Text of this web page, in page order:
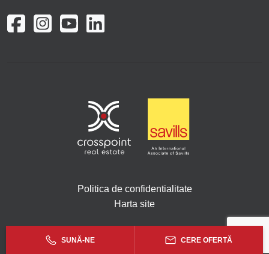
SUNĂ-NE CERE OFERTĂ
Politica de confidentialitate
Harta site
Copyright © 2026. Toate drepturile rezervate Crosspoint.